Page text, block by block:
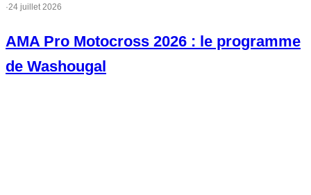
·24 juillet 2026
AMA Pro Motocross 2026 : le programme
de Washougal